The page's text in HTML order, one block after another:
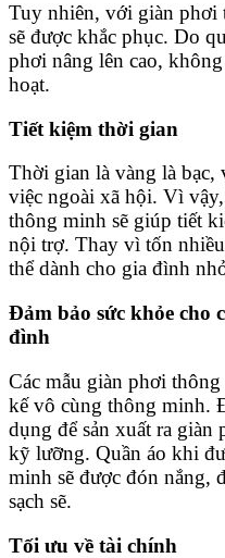
Tuy nhiên, với giàn phơi
sẽ được khắc phục. Do
phơi nâng lên cao,
hoạt.
Tiết kiệm thời gian
Thời gian là vàng là
việc ngoài xã hội. Vì
thông minh sẽ giúp tiết
nội trợ. Thay vì tốn
thể dành cho gia đình
Đảm bảo sức khỏe cho
đình
Các mẫu giàn phơi
kế vô cùng thông minh.
dụng để sản xuất ra
kỹ lưỡng. Quần áo khi
minh sẽ được đón nắng,
sạch sẽ.
Tối ưu về tài chính